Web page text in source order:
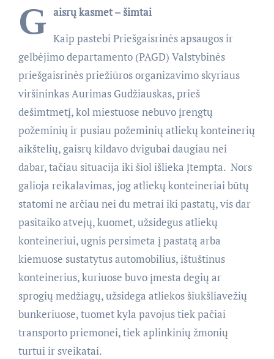
G aisrųkasmet – šimtai
Kaip pastebi Priešgaisrinės apsaugos ir
gelbėjimo departamento (PAGD) Valstybinės
priešgaisrinės priežiūros organizavimo skyriaus
viršininkas Aurimas Gudžiauskas, prieš
dešimtmetį, kol miestuose nebuvo įrengtų
požeminių ir pusiau požeminių atliekų konteinerių
aikštelių, gaisrų kildavo dvigubai daugiau nei
dabar, tačiau situacija iki šiol išlieka įtempta. Nors
galioja reikalavimas, jog atliekų konteineriai būtų
statomi ne arčiau nei du metrai iki pastatų, vis dar
pasitaiko atvejų, kuomet, užsidegus atliekų
konteineriui, ugnis persimeta į pastatą arba
kiemuose sustatytus automobilius, ištuštinus
konteinerius, kuriuose buvo įmesta degių ar
sprogių medžiagų, užsidega atliekos šiukšliavežių
bunkeriuose, tuomet kyla pavojus tiek pačiai
transporto priemonei, tiek aplinkinių žmonių
turtui ir sveikatai.